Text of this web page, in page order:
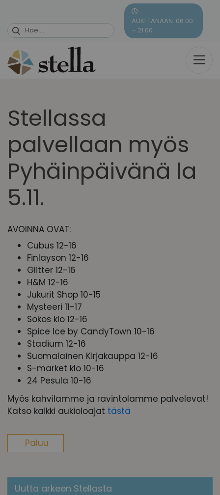
content
AUKI TÄNÄÄN: 06:00
– 21:00
Stellassa
palvellaan myös
Pyhäinpäivänä la
5.11.
AVOINNA OVAT:
Cubus 12-16
Finlayson 12-16
Glitter 12-16
H&M 12-16
Jukurit Shop 10-15
Mysteeri 11-17
Sokos klo 12-16
Spice Ice by CandyTown 10-16
Stadium 12-16
Suomalainen Kirjakauppa 12-16
S-market klo 10-16
24 Pesula 10-16
Myös kahvilamme ja ravintolamme palvelevat!
Katso kaikki aukioloajat tästä
Paluu
Uutta arkeen Stellasta